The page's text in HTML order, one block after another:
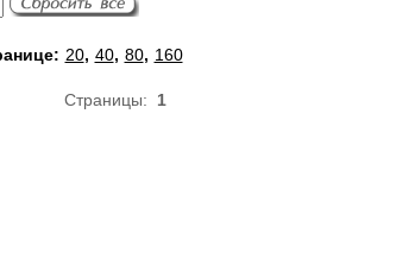
20, 40, 80, 160
Страницы: 1